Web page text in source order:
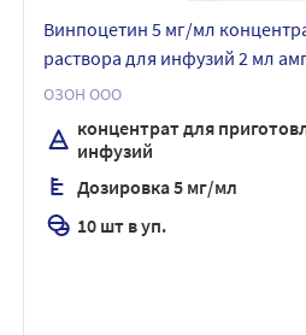
Винпоцетин 5 мг/мл
раствора для инфузий 2 мл
ОЗОН ООО
концентрат для
инфузий
Дозировка 5 мг/мл
10 шт в уп.